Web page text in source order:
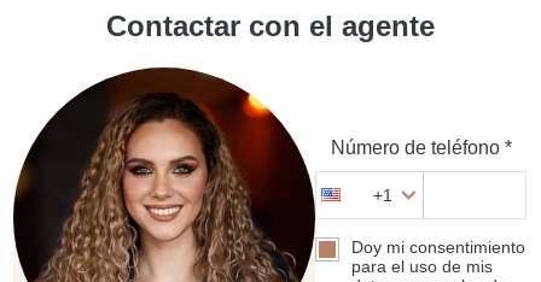
Contactar con el agente
Número de teléfono *
+1
Doy mi consentimiento
para el uso de mis